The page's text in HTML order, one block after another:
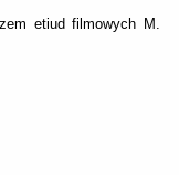
etiud filmowych M.